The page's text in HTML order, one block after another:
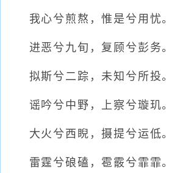
我心兮煎熬，惟是兮用忧。
进恶兮九旬，复顾兮彭务。
拟斯兮二踪，未知兮所投。
谣吟兮中野，上察兮璇玑。
大火兮西睨，摄提兮运低。
雷霆兮硠磕，雹霰兮霏霏。